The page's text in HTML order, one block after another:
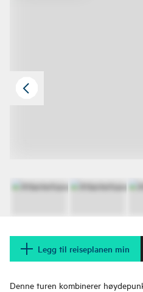
Legg til reiseplanen min
Denne turen kombinerer